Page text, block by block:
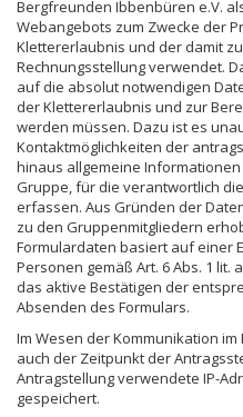
Bergfreunden Ibbenbüren e.V.
Webangebots zum Zwecke der
Klettererlaubnis und der damit
Rechnungsstellung verwendet.
auf die absolut notwendigen
der Klettererlaubnis und zur
werden müssen. Dazu ist es
Kontaktmöglichkeiten der
hinaus allgemeine
Gruppe, für die verantwortlich
erfassen. Aus Gründen der
zu den Gruppenmitgliedern
Formulardaten basiert auf einer
Personen gemäß Art. 6 Abs. 1 lit.
das aktive Bestätigen der
Absenden des Formulars.
Im Wesen der Kommunikation
auch der Zeitpunkt der
Antragstellung verwendete IP-
gespeichert.